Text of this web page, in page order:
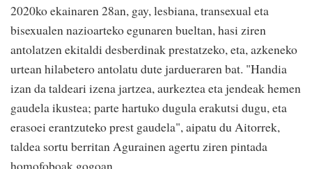
2020ko ekainaren 28an, gay, lesbiana, transexual eta
bisexualen nazioarteko egunaren bueltan, hasi ziren
antolatzen ekitaldi desberdinak prestatzeko, eta, azkeneko
urtean hilabetero antolatu dute jardueraren bat. "Handia
izan da taldeari izena jartzea, aurkeztea eta jendeak hemen
gaudela ikustea; parte hartuko dugula erakutsi dugu, eta
erasoei erantzuteko prest gaudela", aipatu du Aitorrek,
taldea sortu berritan Agurainen agertu ziren pintada
homofoboak gogoan.